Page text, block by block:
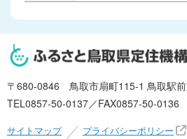
〒680-0846 鳥取市扇町115-1 鳥取駅
TEL0857-50-0137／FAX0857-50-0136
サイトマップ プライバシーポリシー